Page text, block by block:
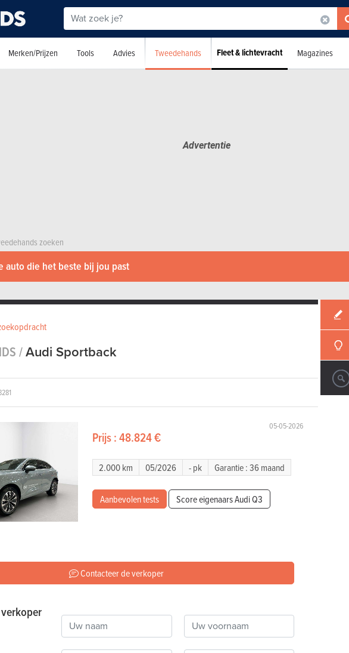
Merken/Prijzen Tools Advies Tweedehands Fleet & lichtevracht Magazines
zoeken
auto die het beste bij jou past
/Audi Sportback
05-05-2026
Prijs :48.824 €
2.000 km 05/2026 - pk Garantie : 36 maand
Aanbevolen tests Score eigenaars Audi Q3
Contacteer de verkoper